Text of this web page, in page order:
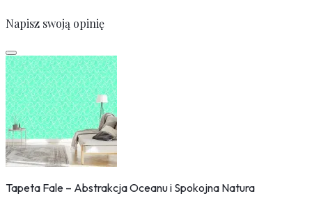
Napisz swoją opinię
Tapeta Fale – Abstrakcja Oceanu i Spokojna Natura